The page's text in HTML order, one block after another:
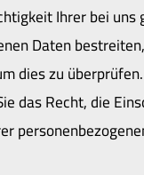
Ihrer bei
Daten
dies zu
das Recht, die